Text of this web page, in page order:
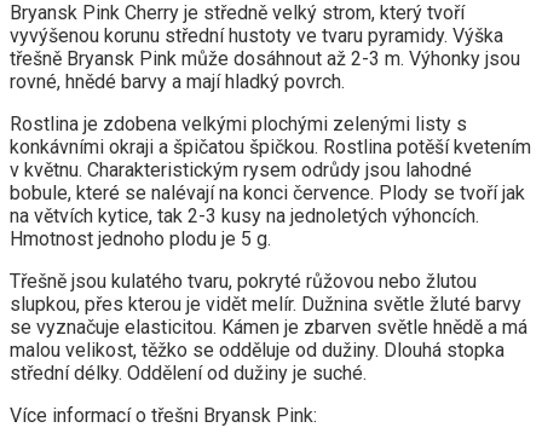
Bryansk Pink Cherry je středně velký strom, který tvoří
vyvýšenou korunu střední hustoty ve tvaru pyramidy. Výška
třešně Bryansk Pink může dosáhnout až 2-3 m. Výhonky jsou
rovné, hnědé barvy a mají hladký povrch.
Rostlina je zdobena velkými plochými zelenými listy s
konkávními okraji a špičatou špičkou. Rostlina potěší kvetením
v květnu. Charakteristickým rysem odrůdy jsou lahodné
bobule, které se nalévají na konci července. Plody se tvoří jak
na větvích kytice, tak 2-3 kusy na jednoletých výhoncích.
Hmotnost jednoho plodu je 5 g.
Třešně jsou kulatého tvaru, pokryté růžovou nebo žlutou
slupkou, přes kterou je vidět melír. Dužnina světle žluté barvy
se vyznačuje elasticitou. Kámen je zbarven světle hnědě a má
malou velikost, těžko se odděluje od dužiny. Dlouhá stopka
střední délky. Oddělení od dužiny je suché.
Více informací o třešni Bryansk Pink: